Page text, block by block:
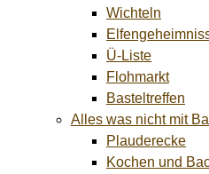
Wichteln
Ü-Liste
Flohmarkt
Basteltreffen
Alles was nicht mit
Plauderecke
Kochen und